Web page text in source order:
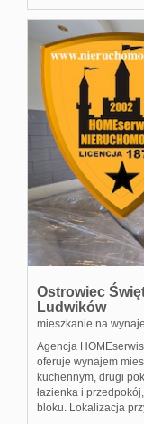
Ostrowiec
Ludwików
mieszkanie na
Agencja
oferuje wynajem
kuchennym, drugi
łazienka i
bloku. Lokalizacja